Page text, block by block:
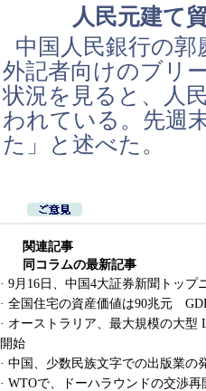
人民元建て
中国人民銀行の郭
外記者向けのブリ
状況を見ると、人
われている。先週
た」と述べた。
関連記事
同コラムの最新記事
· 9月16日、中国4大証券新聞トップ
· 全国住宅の資産価値は90兆元
· オーストラリア、最大規模の大型
開始
· 中国、少数民族文字での出版業の
· WTOで、ドーハラウンドの交渉再